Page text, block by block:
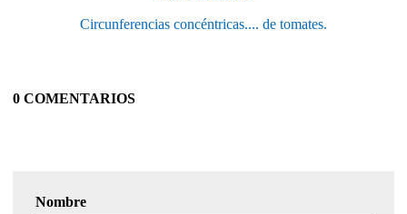
Circunferencias concéntricas.... de tomates.
0 COMENTARIOS
Nombre